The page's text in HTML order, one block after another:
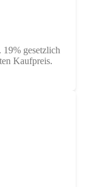
gesetzlich
Kaufpreis.